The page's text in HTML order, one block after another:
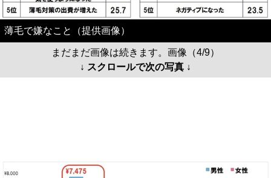
薄毛で嫌なこと（提供画像）
まだまだ画像は続きます。画像（4/9）
↓ スクロールで次の写真 ↓